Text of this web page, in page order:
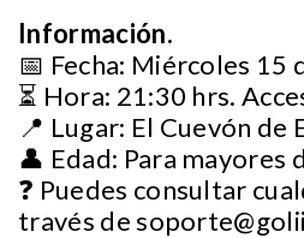
Información.
📅 Fecha: Miércoles 15
⏳ Hora: 21:30 hrs.
📍 Lugar: El Cuevón de
👤 Edad: Para mayores
❓ Puedes consultar
través de